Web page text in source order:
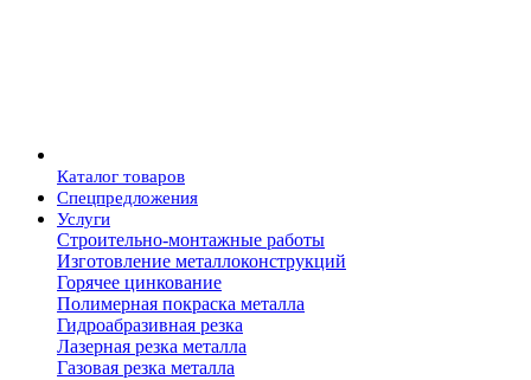
Каталог товаров
Спецпредложения
Услуги
Строительно-монтажные работы
Изготовление металлоконструкций
Горячее цинкование
Полимерная покраска металла
Гидроабразивная резка
Лазерная резка металла
Газовая резка металла